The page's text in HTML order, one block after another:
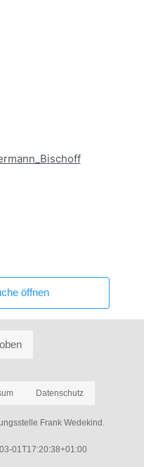
öffnen
Datenschutz
Frank Wedekind.
01T17:20:38+01:00